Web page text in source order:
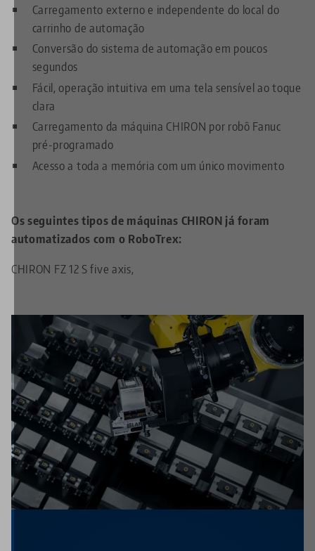
Carregamento externo e independente do local do
carrinho de automação
Conversão do sistema de automação em poucos
segundos
Fácil, operação intuitiva em uma tela sensível ao toque
clara
Carregamento da máquina CHIRON por robô Fanuc
pré-programado
Acesso a toda a memória com um único movimento
Os seguintes tipos de máquinas CHIRON já foram
automatizados com o RoboTrex:
CHIRON FZ 12 S five axis,